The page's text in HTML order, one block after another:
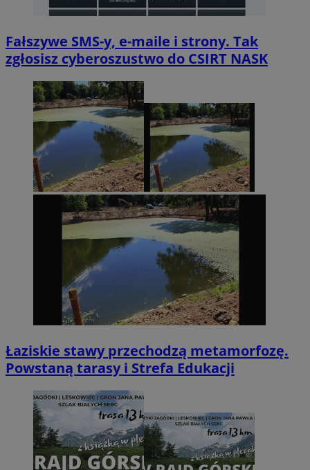
Fałszywe SMS-y, e-maile i strony. Tak
zgłosisz cyberoszustwo do CSIRT NASK
Łaziskie stawy przechodzą metamorfozę.
Powstaną tarasy i Strefa Edukacji